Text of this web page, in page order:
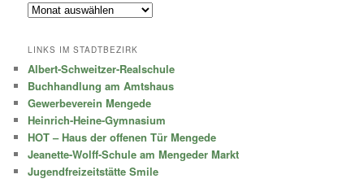
Archiv
LINKS IM STADTBEZIRK
Albert-Schweitzer-Realschule
Buchhandlung am Amtshaus
Gewerbeverein Mengede
Heinrich-Heine-Gymnasium
HOT – Haus der offenen Tür Mengede
Jeanette-Wolff-Schule am Mengeder Markt
Jugendfreizeitstätte Smile